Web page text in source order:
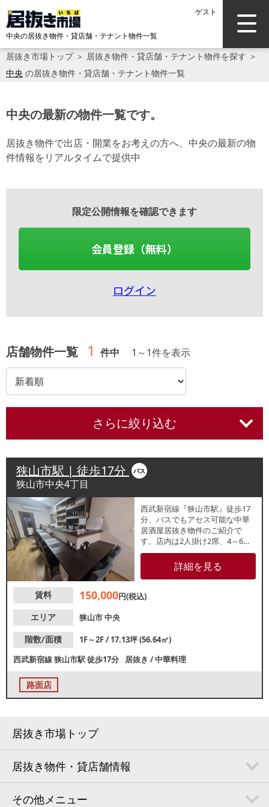
ゲスト
中央の居抜き物件・貸店舗・テナント物件一覧
居抜き市場トップ＞ 居抜き物件・貸店舗・テナント物件を探す ＞
中央 の居抜き物件・貸店舗・テナント物件一覧
中央の最新の物件一覧です。
居抜き物件で出店・開業をお考えの方へ、中央の最新の物
件情報をリアルタイムで提供中
限定公開情報を確認できます
会員登録（無料）
ログイン
店舗物件一覧 1 件中 1 ～1件を表示
さらに絞り込む
狭山市駅 | 徒歩17分 バス
狭山市中央4丁目
西武新宿線『狭山市駅』徒歩17
分、バスでもアセス可能な中華
居酒屋居抜き物件のご紹介で
す。店内は2人掛け2席、4～6人
掛け２席、カウンター8席、全20
席レイアウトで使用中です。リ
フォーム歴もございます。重飲
お問合せください。
詳細を見る
賃料 150,000円(税込)
エリア
狭山市中央
階数/面積
1F～2F / 17.13坪 (56.64㎡)
西武新宿線狭山市駅徒歩17分 居抜き /中華料理
路面店
居抜き市場トップ
居抜き物件・貸店舗情報
その他メニュー